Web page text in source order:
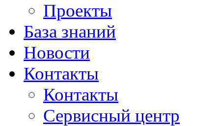
Проекты
База знаний
Новости
Контакты
Контакты
Сервисный центр